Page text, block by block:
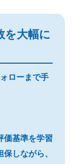
を大幅に
ローまで手
価基準を学習
しながら、